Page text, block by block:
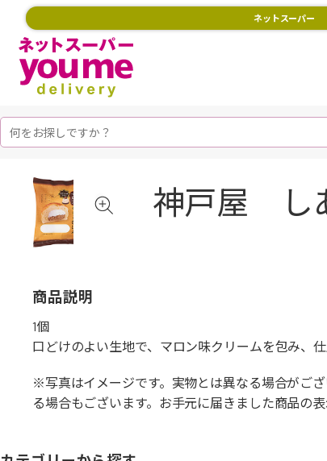
ネットスーパー
神戸屋 し
商品説明
1個
口どけのよい生地で、マロン味クリームを包み、
※写真はイメージです。実物とは異なる場合がご
る場合もございます。お手元に届きました商品の